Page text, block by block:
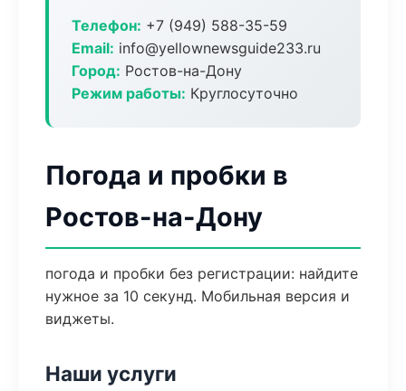
Телефон: +7 (949) 588-35-59
Email: info@yellownewsguide233.ru
Город: Ростов-на-Дону
Режим работы: Круглосуточно
Погода и пробки в
Ростов-на-Дону
погода и пробки без регистрации: найдите
нужное за 10 секунд. Мобильная версия и
виджеты.
Наши услуги